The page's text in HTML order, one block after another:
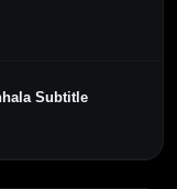
Subtitle